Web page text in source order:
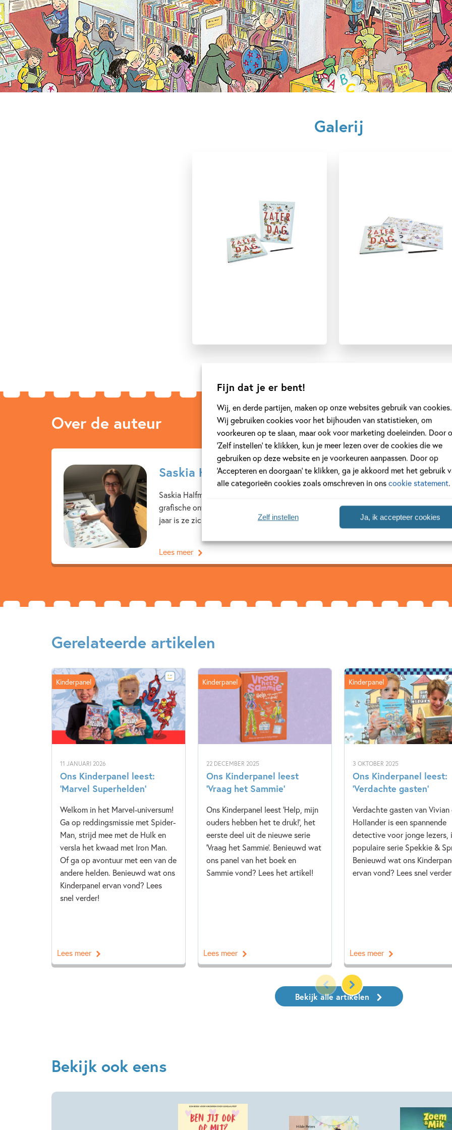
Fijn dat je er bent!
Wij, en derde partijen, maken op onze websites gebruik van cookies.
Wij gebruiken cookies voor het bijhouden van statistieken, om
voorkeuren op te slaan, maar ook voor marketing doeleinden. Door
‘Zelf instellen’ te klikken, kun je meer lezen over de cookies die we
gebruiken op deze website en je voorkeuren aanpassen. Door op
‘Accepteren en doorgaan’ te klikken, ga je akkoord met het gebruik
alle categorieën cookies zoals omschreven in onscookie statement.
Ja, ik accepteer cookies
Zelf instellen
Diversiteit & inclusiviteit
Op & rond de boerderij
Spelen & leren
Sport
Galerij
Over de auteur
Saskia Halfmouw
Saskia Halfmouw is geboren op 3 april 1968 in Den Haag, maar opgegroeid in Ede.
grafische ontwerpen gestudeerd, en is na haar afstuderen als freelance grafisch
jaar is ze zich helemaal op het illustreren gaan...
Lees meer
Gerelateerde artikelen
11 JANUARI 2026
Ons Kinderpanel leest:
‘Marvel Superhelden’
Welkom in het Marvel-universum!
Ga op reddingsmissie met Spider-
Man, strijd mee met de Hulk en
versla het kwaad met Iron Man.
Of ga op avontuur met een van de
andere helden. Benieuwd wat ons
Kinderpanel ervan vond? Lees
snel verder!
Kinderpanel
Lees meer
22 DECEMBER 2025
Ons Kinderpanel leest
‘Vraag het Sammie’
Ons Kinderpanel leest 'Help, mijn
ouders hebben het te druk!', het
eerste deel uit de nieuwe serie
'Vraag het Sammie'. Benieuwd wat
ons panel van het boek en
Sammie vond? Lees het artikel!
Kinderpanel
Lees meer
3 OKTOBER 2025
Ons Kinderpanel leest:
‘Verdachte gasten’
Verdachte gasten van Vivian
Hollander is een spannende
detective voor jonge lezers,
populaire serie Spekkie &
Benieuwd wat ons
ervan vond? Lees snel
Kinderpanel
Lees meer
Bekijk alle artikelen
Bekijk ook eens